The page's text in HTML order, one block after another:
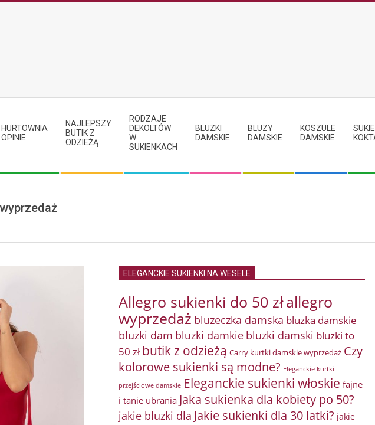
HURTOWNIA
OPINIE
NAJLEPSZY
BUTIK Z
ODZIEŻĄ
RODZAJE
DEKOLTÓW
W
SUKIENKACH
BLUZKI
DAMSKIE
BLUZY
DAMSKIE
KOSZULE
DAMSKIE
ELEGANCKIE SUKIENKI NA WESELE
Allegro sukienki do 50 złallegro
wyprzedaż bluzeczka damska bluzka damskie
bluzki dam bluzki damkie bluzki damski bluzki to
50 zł butik z odzieżą Carry kurtki damskie wyprzedaż Czy
kolorowe sukienki są modne? Eleganckie kurtki
przejściowe damskie Eleganckie sukienki włoskie fajne
i tanie ubrania Jaka sukienka dla kobiety po 50?
jakie bluzki dla Jakie sukienki dla 30 latki? jakie